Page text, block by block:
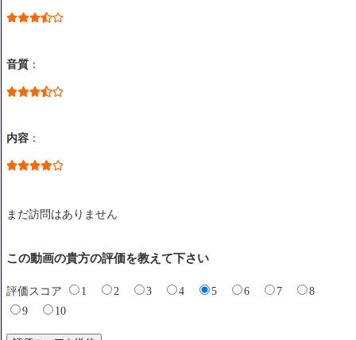
音質 ：
内容 ：
まだ訪問はありません
この動画の貴方の評価を教えて下さい
評価スコア 1 2 3 4 5 6 7
8
9
10